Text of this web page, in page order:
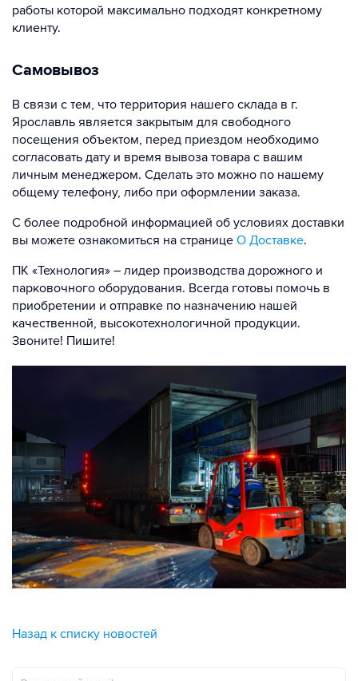
работы которой максимально подходят конкретному
клиенту.
Самовывоз
В связи с тем, что территория нашего склада в г.
Ярославль является закрытым для свободного
посещения объектом, перед приездом необходимо
согласовать дату и время вывоза товара с вашим
личным менеджером. Сделать это можно по нашему
общему телефону, либо при оформлении заказа.
С более подробной информацией об условиях доставки
вы можете ознакомиться на странице О Доставке.
ПК «Технология» – лидер производства дорожного и
парковочного оборудования. Всегда готовы помочь в
приобретении и отправке по назначению нашей
качественной, высокотехнологичной продукции.
Звоните! Пишите!
Назад к списку новостей